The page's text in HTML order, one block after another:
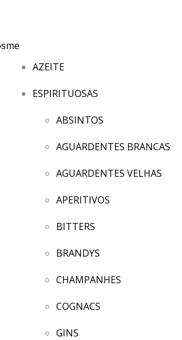
AZEITE
ESPIRITUOSAS
ABSINTOS
AGUARDENTES BRANCAS
AGUARDENTES VELHAS
APERITIVOS
BITTERS
BRANDYS
CHAMPANHES
COGNACS
GINS